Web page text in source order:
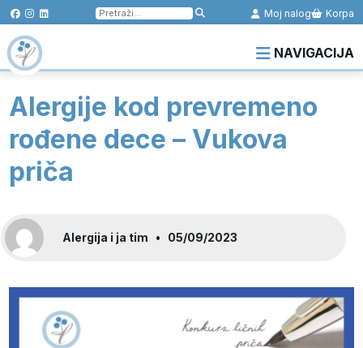
Pretraga
za:
Moj nalog Korpa
NAVIGACIJA
Alergije kod prevremeno
rođene dece – Vukova
priča
Alergija i ja tim • 05/09/2023